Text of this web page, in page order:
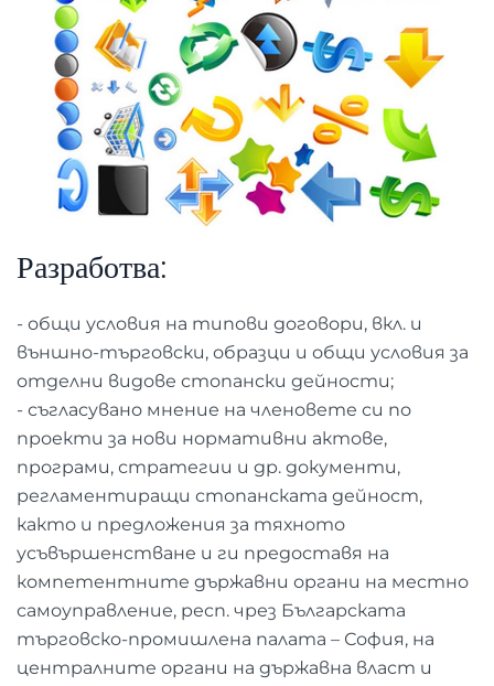
Разработва:
- общи условия на типови договори, вкл. и
външно-търговски, образци и общи условия за
отделни видове стопански дейности;
- съгласувано мнение на членовете си по
проекти за нови нормативни актове,
програми, стратегии и др. документи,
регламентиращи стопанската дейност,
както и предложения за тяхното
усъвършенстване и ги предоставя на
компетентните държавни органи на местно
самоуправление, респ. чрез Българската
търговско-промишлена палата – София, на
централните органи на държавна власт и